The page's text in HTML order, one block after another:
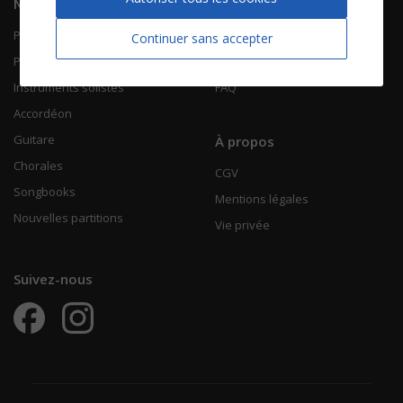
Piano Chant
Piano Solo
Instruments solistes
Accordéon
Guitare
Chorales
Songbooks
Nouvelles partitions
Contactez-nous
Qui sommes-nous
FAQ
À propos
CGV
Mentions légales
Vie privée
Suivez-nous
Continuer sans accepter